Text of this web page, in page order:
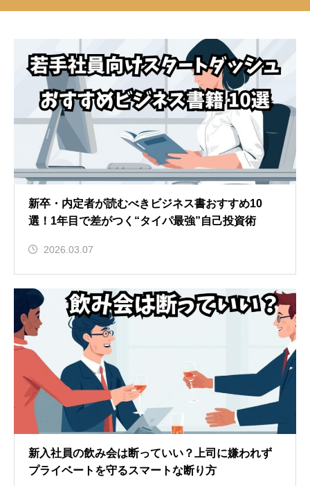
新卒・内定者が読むべきビジネス書おすすめ10
選！1年目で差がつく“タイパ最強”自己投資術
2026.03.07
新入社員の飲み会は断っていい？上司に嫌われず
プライベートを守るスマートな断り方